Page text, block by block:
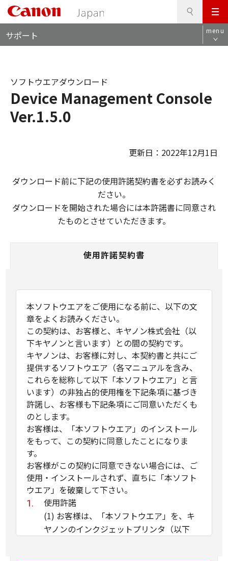
メ
ニ
ュ
サポート menu
Device Management Console
Ver.1.5.0
ソフトウエアダウンロード
更新日：2022年12月1日
ダウンロード前に下記の使用許諾契約書を必ずお読みく
ださい。
ダウンロードを開始された場合には本許諾書に同意され
たものとさせていただきます。
使用許諾契約書
本ソフトウエアをご使用になる前に、以下の文
章をよくお読みください。
この契約は、お客様と、キヤノン株式会社（以
下キヤノンと言います）との間の契約です。
キヤノンは、お客様に対し、本契約書と共にご
提供するソフトウエア（各マニュアルを含み、
これらを総称して以下「本ソフトウエア」と言
います）の非独占的使用権を下記条項に基づき
許諾し、お客様も下記条項にご同意いただくも
のとします。
お客様は、「本ソフトウエア」のインストール
をもって、この契約に同意したことになりま
す。
お客様がこの契約に同意できない場合には、ご
使用・インストールされず、直ちに「本ソフト
ウエア」を破棄して下さい。
使用許諾
(1) お客様は、「本ソフトウエア」を、キ
ヤノンのインクジェットプリンタ（以下